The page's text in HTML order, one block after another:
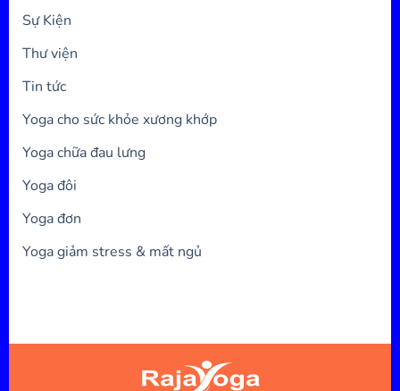
Sự Kiện
Thư viện
Tin tức
Yoga cho sức khỏe xương khớp
Yoga chữa đau lưng
Yoga đôi
Yoga đơn
Yoga giảm stress & mất ngủ